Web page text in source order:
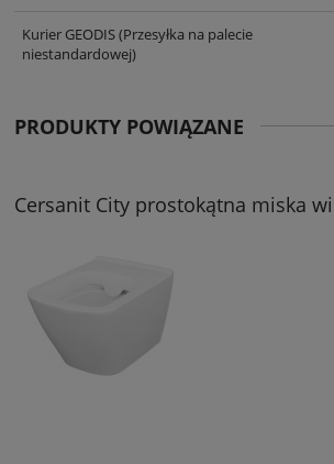
Kurier GEODIS(Przesyłka na palecie
niestandardowej)
PRODUKTY POWIĄZANE
Cersanit City prostokątna miska